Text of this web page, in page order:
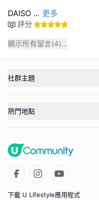
DAISO ... 更多
評分
顯示所有留言(4)...
社群主題
熱門地點
下載 U Lifestyle應用程式